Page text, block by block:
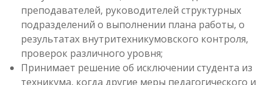
преподавателей, руководителей структурных
подразделений о выполнении плана работы, о
результатах внутритехникумовского контроля,
проверок различного уровня;
Принимает решение об исключении студента из
техникума, когда другие меры педагогического и